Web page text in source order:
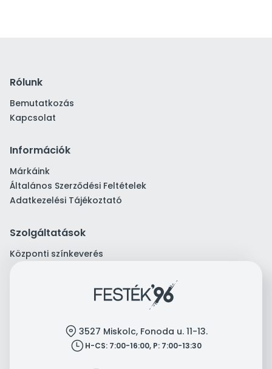
Rólunk
Bemutatkozás
Kapcsolat
Információk
Márkáink
Általános Szerződési Feltételek
Adatkezelési Tájékoztató
Szolgáltatások
Központi színkeverés
location 3527 Miskolc, Fonoda u. 11-13.
clock H-CS: 7:00-16:00, P: 7:00-13:30